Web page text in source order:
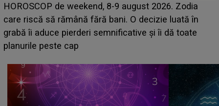
Emanuel a ținut ACEST DETALIU ASCUNS până
acum! În fața Alexandrei, concurentul din Casa Iubirii
face o MĂRTURISIRE NEAȘTEPTATĂ despre mama
sa: "I-am spus și ei în față, eu nu te iubesc pentru